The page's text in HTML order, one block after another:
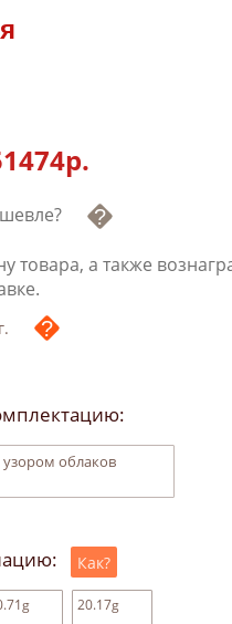
р.
товара, а также
облаков
Как?
20.17g